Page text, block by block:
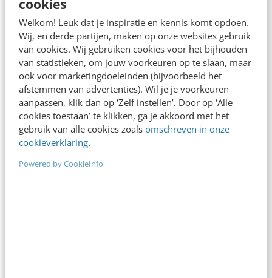
cookies
Welkom! Leuk dat je inspiratie en kennis komt opdoen.
Wij, en derde partijen, maken op onze websites gebruik
van cookies. Wij gebruiken cookies voor het bijhouden
van statistieken, om jouw voorkeuren op te slaan, maar
ook voor marketingdoeleinden (bijvoorbeeld het
afstemmen van advertenties). Wil je je voorkeuren
aanpassen, klik dan op ‘Zelf instellen’. Door op ‘Alle
cookies toestaan’ te klikken, ga je akkoord met het
gebruik van alle cookies zoals omschreven in onze
cookieverklaring.
Powered by CookieInfo
ONLINE MASTERCLASS
De nieuwe SEO- & GEO-
spelregels